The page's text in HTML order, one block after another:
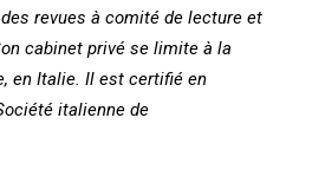
revues à comité de lecture et
cabinet privé se limite à la
en Italie. Il est certifié en
italienne de